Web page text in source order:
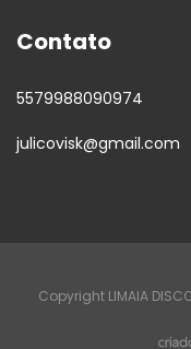
Contato
5579988090974
julicovisk@gmail.com
Copyright LIMAIA